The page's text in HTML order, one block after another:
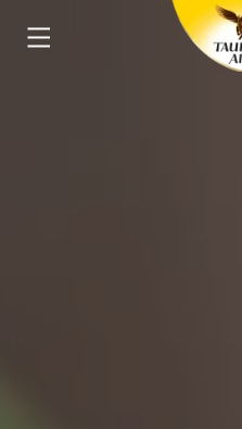
Panneau de gestion des cookies